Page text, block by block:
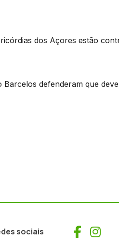
dos Açores estão
defenderam que
sociais